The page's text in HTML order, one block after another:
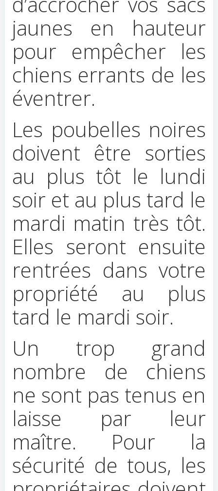
jaunes en hauteur
pour empêcher les
chiens errants de les
éventrer.
Les poubelles noires
doivent être sorties
au plus tôt le lundi
soir et au plus tard le
mardi matin très tôt.
Elles seront ensuite
rentrées dans votre
propriété au plus
tard le mardi soir.
Un trop grand
nombre de chiens
ne sont pas tenus en
laisse par leur
maître. Pour la
sécurité de tous, les